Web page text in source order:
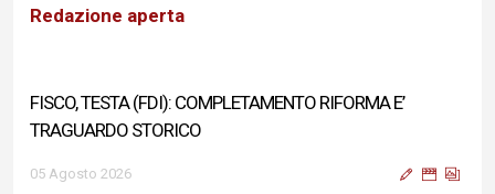
Redazione aperta
FISCO, TESTA (FDI): COMPLETAMENTO RIFORMA E’
TRAGUARDO STORICO
05 Agosto 2026